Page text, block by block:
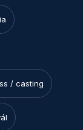
/ casting